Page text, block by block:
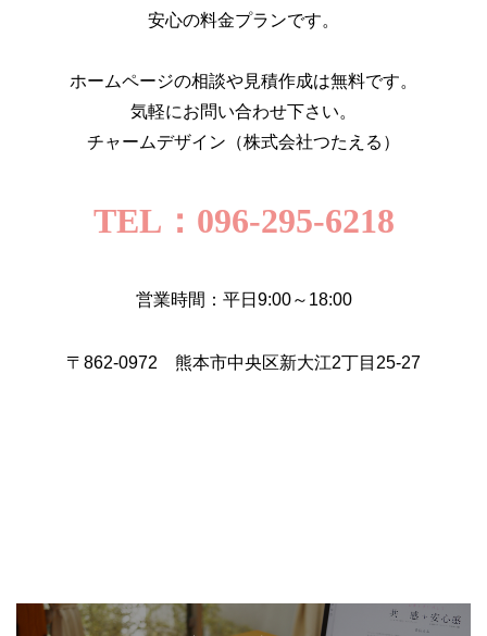
安心の料金プランです。
ホームページの相談や見積作成は無料です。
気軽にお問い合わせ下さい。
チャームデザイン（株式会社つたえる）
TEL：096-295-6218
営業時間：平日9:00～18:00
〒862-0972 熊本市中央区新大江2丁目25-27